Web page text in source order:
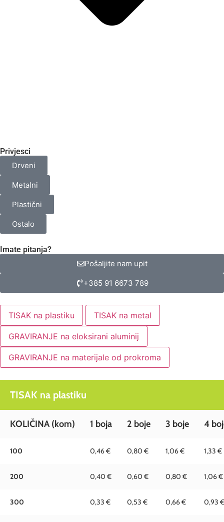
Privjesci
Drveni
Metalni
Plastični
Ostalo
Imate pitanja?
Pošaljite nam upit
+385 91 6673 789
TISAK na plastiku TISAK na metal
GRAVIRANJE na eloksirani aluminij
GRAVIRANJE na materijale od prokroma
TISAK na plastiku
KOLIČINA (kom) 1 boja 2 boje 3 boje 4
100 0,46 € 0,80 € 1,06 € 1,33 €
200 0,40 € 0,60 € 0,80 € 1,06 €
300 0,33 € 0,53 € 0,66 € 0,93 €